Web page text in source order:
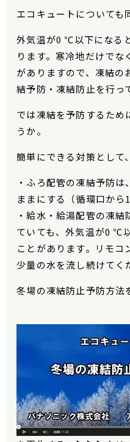
エコキュートについても
外気温が0 ℃以下になる
ります。寒冷地だけで
がありますので、凍結の
結予防・凍結防止を行っ
では凍結を予防するため
うか。
簡単にできる対策として、
・ふろ配管の凍結予防
ままにする（循環口から
・給水・給湯配管の凍
ていても、外気温が0 ℃
ことがあります。リモコ
少量の水を流し続けてく
冬場の凍結防止予防方法